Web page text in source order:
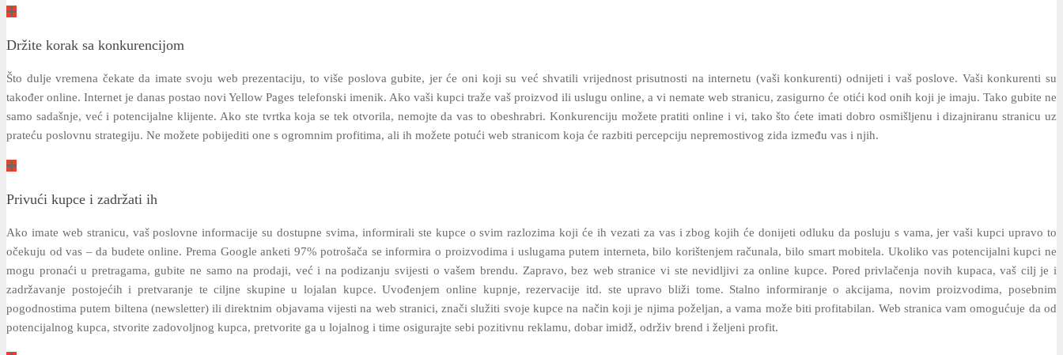
Držite korak sa konkurencijom
Što dulje vremena čekate da imate svoju web prezentaciju, to više poslova gubite, jer će oni koji su već shvatili vrijednost prisutnosti na internetu (vaši konkurenti) odnijeti i vaš poslove. Vaši konkurenti su
također online. Internet je danas postao novi Yellow Pages telefonski imenik. Ako vaši kupci traže vaš proizvod ili uslugu online, a vi nemate web stranicu, zasigurno će otići kod onih koji je imaju. Tako gubite ne
samo sadašnje, već i potencijalne klijente. Ako ste tvrtka koja se tek otvorila, nemojte da vas to obeshrabri. Konkurenciju možete pratiti online i vi, tako što ćete imati dobro osmišljenu i dizajniranu stranicu uz
prateću poslovnu strategiju. Ne možete pobijediti one s ogromnim profitima, ali ih možete potući web stranicom koja će razbiti percepciju nepremostivog zida između vas i njih.
Privući kupce i zadržati ih
Ako imate web stranicu, vaš poslovne informacije su dostupne svima, informirali ste kupce o svim razlozima koji će ih vezati za vas i zbog kojih će donijeti odluku da posluju s vama, jer vaši kupci upravo to
očekuju od vas – da budete online. Prema Google anketi 97% potrošača se informira o proizvodima i uslugama putem interneta, bilo korištenjem računala, bilo smart mobitela. Ukoliko vas potencijalni kupci ne
mogu pronaći u pretragama, gubite ne samo na prodaji, već i na podizanju svijesti o vašem brendu. Zapravo, bez web stranice vi ste nevidljivi za online kupce. Pored privlačenja novih kupaca, vaš cilj je i
zadržavanje postojećih i pretvaranje te ciljne skupine u lojalan kupce. Uvođenjem online kupnje, rezervacije itd. ste upravo bliži tome. Stalno informiranje o akcijama, novim proizvodima, posebnim
pogodnostima putem biltena (newsletter) ili direktnim objavama vijesti na web stranici, znači služiti svoje kupce na način koji je njima poželjan, a vama može biti profitabilan. Web stranica vam omogućuje da od
potencijalnog kupca, stvorite zadovoljnog kupca, pretvorite ga u lojalnog i time osigurajte sebi pozitivnu reklamu, dobar imidž, održiv brend i željeni profit.